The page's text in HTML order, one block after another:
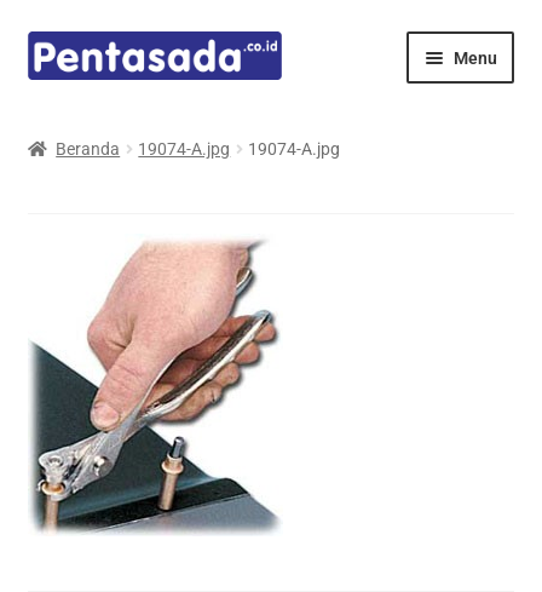
Skip
to
Skip
to
Menu
Principals
E-Catalogue
Beranda 19074-A.jpg 19074-A.jpg